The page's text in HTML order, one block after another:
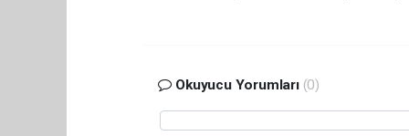
Okuyucu Yorumları (0)